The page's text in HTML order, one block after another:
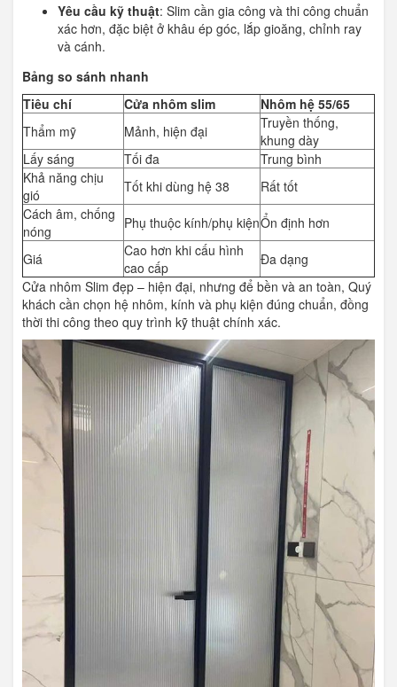
Yêu cầu kỹ thuật: Slim cần gia công và thi công chuẩn
xác hơn, đặc biệt ở khâu ép góc, lắp gioăng, chỉnh ray
và cánh.
Bảng so sánh nhanh
Tiêu chí
Cửa nhôm slim
Nhôm hệ 55/65
Thẩm mỹ
Mảnh, hiện đại
Truyền thống,
khung dày
Lấy sáng
Tối đa
Trung bình
Khả năng chịu
gió
Tốt khi dùng hệ 38
Rất tốt
Cách âm, chống
nóng
Phụ thuộc kính/phụ kiệnỔn định hơn
Giá
Cao hơn khi cấu hình
cao cấp
Đa dạng
Cửa nhôm Slim đẹp – hiện đại, nhưng để bền và an toàn, Quý
khách cần chọn hệ nhôm, kính và phụ kiện đúng chuẩn, đồng
thời thi công theo quy trình kỹ thuật chính xác.